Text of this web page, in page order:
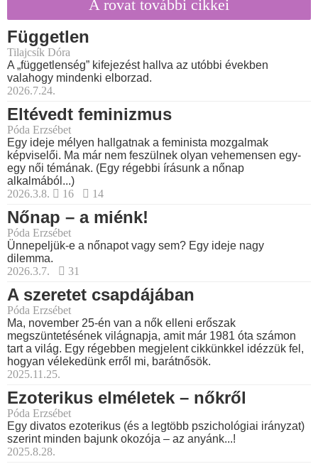
A rovat további cikkei
Független
Tilajcsík Dóra
A „függetlenség” kifejezést hallva az utóbbi években
valahogy mindenki elborzad.
2026.7.24.
Eltévedt feminizmus
Póda Erzsébet
Egy ideje mélyen hallgatnak a feminista mozgalmak
képviselői. Ma már nem feszülnek olyan vehemensen egy-
egy női témának. (Egy régebbi írásunk a nőnap
alkalmából...)
2026.3.8.
16 14
Nőnap – a miénk!
Póda Erzsébet
Ünnepeljük-e a nőnapot vagy sem? Egy ideje nagy
dilemma.
2026.3.7.
31
A szeretet csapdájában
Póda Erzsébet
Ma, november 25-én van a nők elleni erőszak
megszüntetésének világnapja, amit már 1981 óta számon
tart a világ. Egy régebben megjelent cikkünkkel idézzük fel,
hogyan vélekedünk erről mi, barátnősök.
2025.11.25.
Ezoterikus elméletek – nőkről
Póda Erzsébet
Egy divatos ezoterikus (és a legtöbb pszichológiai irányzat)
szerint minden bajunk okozója – az anyánk...!
2025.8.28.